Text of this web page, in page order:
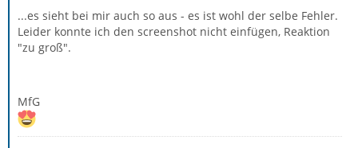
...es sieht bei mir auch so aus - es ist wohl der selbe Fehler.
Leider konnte ich den screenshot nicht einfügen, Reaktion
"zu groß".
MfG